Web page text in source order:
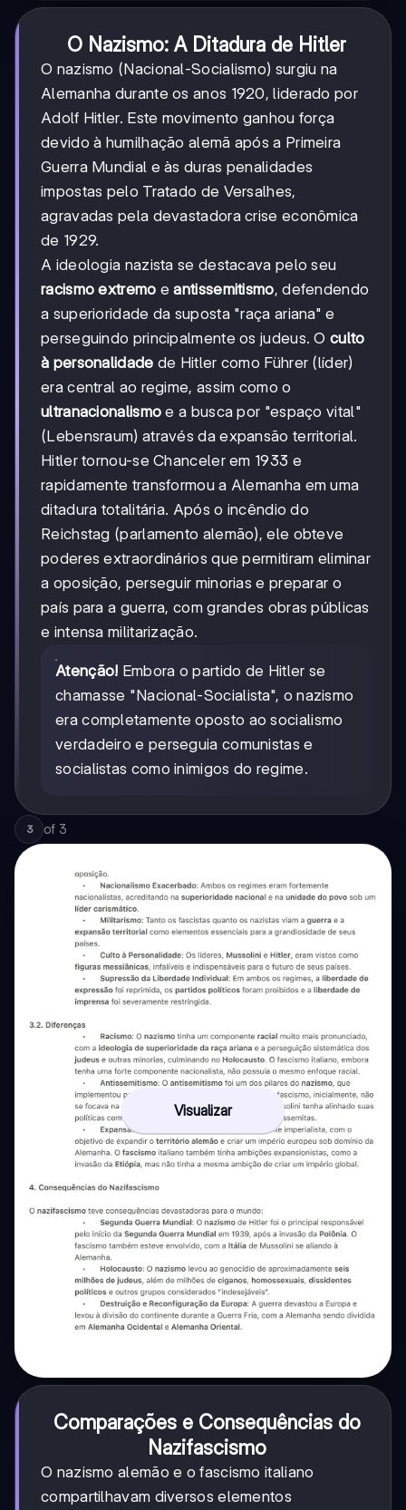
O Nazismo: A Ditadura de Hitler
O nazismo (Nacional-Socialismo) surgiu na
Alemanha durante os anos 1920, liderado por
Adolf Hitler. Este movimento ganhou força
devido à humilhação alemã após a Primeira
Guerra Mundial e às duras penalidades
impostas pelo Tratado de Versalhes,
agravadas pela devastadora crise econômica
de 1929.
A ideologia nazista se destacava pelo seu
racismo extremo eantissemitismo, defendendo
a superioridade da suposta "raça ariana" e
perseguindo principalmente os judeus. O culto
à personalidade de Hitler como Führer (líder)
era central ao regime, assim como o
ultranacionalismo e a busca por "espaço vital"
(Lebensraum) através da expansão territorial.
Hitler tornou-se Chanceler em 1933 e
rapidamente transformou a Alemanha em uma
ditadura totalitária. Após o incêndio do
Reichstag (parlamento alemão), ele obteve
poderes extraordinários que permitiram eliminar
a oposição, perseguir minorias e preparar o
país para a guerra, com grandes obras públicas
e intensa militarização.
Atenção! Embora o partido de Hitler se
chamasse "Nacional-Socialista", o nazismo
era completamente oposto ao socialismo
verdadeiro e perseguia comunistas e
socialistas como inimigos do regime.
3 of 3
Visualizar
Comparações e Consequências do
Nazifascismo
O nazismo alemão e o fascismo italiano
compartilhavam diversos elementos